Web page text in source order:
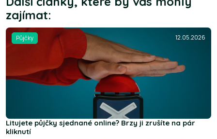
zajímat:
Půjčky 12.05.2026
Litujete půjčky sjednané online? Brzy ji zrušíte na pár
kliknutí